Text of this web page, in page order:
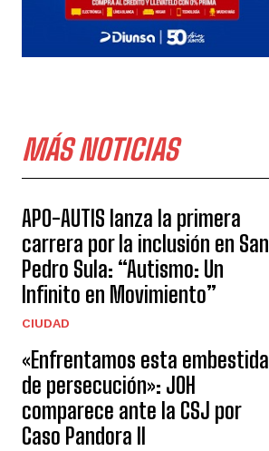
MÁS NOTICIAS
APO-AUTIS lanza la primera
carrera por la inclusión en San
Pedro Sula: “Autismo: Un
Infinito en Movimiento”
CIUDAD
«Enfrentamos esta embestida
de persecución»: JOH
comparece ante la CSJ por
Caso Pandora II